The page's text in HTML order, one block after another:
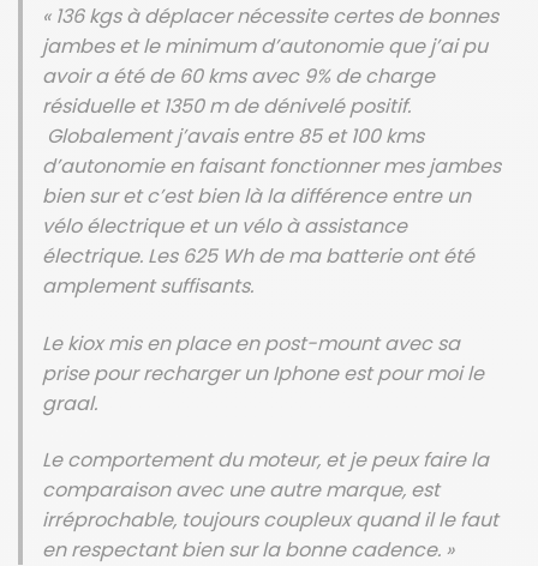
« 136 kgs à déplacer nécessite certes de bonnes
jambes et le minimum d’autonomie que j’ai pu
avoir a été de 60 kms avec 9% de charge
résiduelle et 1350 m de dénivelé positif.
Globalement j’avais entre 85 et 100 kms
d’autonomie en faisant fonctionner mes jambes
bien sur et c’est bien là la différence entre un
vélo électrique et un vélo à assistance
électrique. Les 625 Wh de ma batterie ont été
amplement suffisants.
Le kiox mis en place en post-mount avec sa
prise pour recharger un Iphone est pour moi le
graal.
Le comportement du moteur, et je peux faire la
comparaison avec une autre marque, est
irréprochable, toujours coupleux quand il le faut
en respectant bien sur la bonne cadence. »